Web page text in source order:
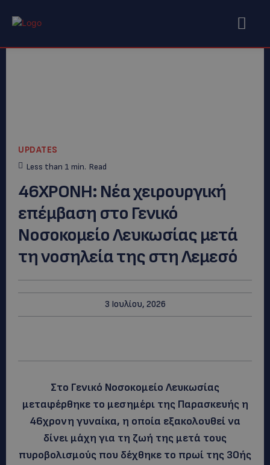
UPDATES
Less than 1 min. Read
46ΧΡΟΝΗ: Νέα χειρουργική
επέμβαση στο Γενικό
Νοσοκομείο Λευκωσίας μετά
τη νοσηλεία της στη Λεμεσό
3 Ιουλίου, 2026
Στο Γενικό Νοσοκομείο Λευκωσίας
μεταφέρθηκε το μεσημέρι της Παρασκευής η
46χρονη γυναίκα, η οποία εξακολουθεί να
δίνει μάχη για τη ζωή της μετά τους
πυροβολισμούς που δέχθηκε το πρωί της 30ής